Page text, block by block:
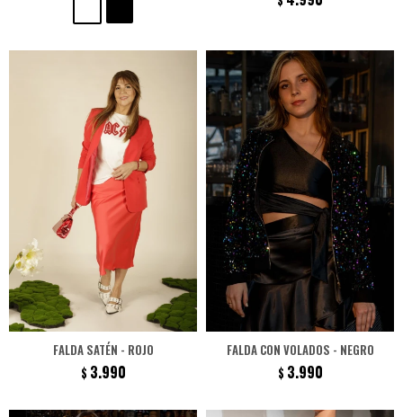
FALDA SATÉN - ROJO
$ 3.990
FALDA CON VOLADOS - NEGRO
$ 3.990